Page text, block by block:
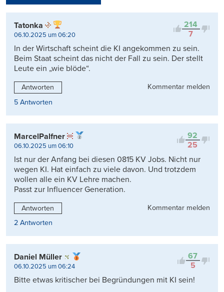
Kontrovers
214
7
Tatonka
06.10.2025 um 06:20
In der Wirtschaft scheint die KI angekommen zu sein.
Beim Staat scheint das nicht der Fall zu sein. Der stellt
Leute ein „wie blöde“.
Antworten
Kommentar melden
5 Antworten
92
25
MarcelPalfner
06.10.2025 um 06:10
Ist nur der Anfang bei diesen 0815 KV Jobs. Nicht nur
wegen KI. Hat einfach zu viele davon. Und trotzdem
wollen alle ein KV Lehre machen.
Passt zur Influencer Generation.
Antworten
Kommentar melden
2 Antworten
67
5
Daniel Müller
06.10.2025 um 06:24
Bitte etwas kritischer bei Begründungen mit KI sein!